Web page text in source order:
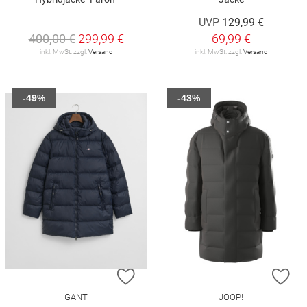
400,00 € 299,99 €
inkl. MwSt. zzgl. Versand
UVP 129,99 €
69,99 €
inkl. MwSt. zzgl. Versand
ZUR WUNSCHLISTE HINZUFÜGEN
GANT
-49%
JOOP!
-43%